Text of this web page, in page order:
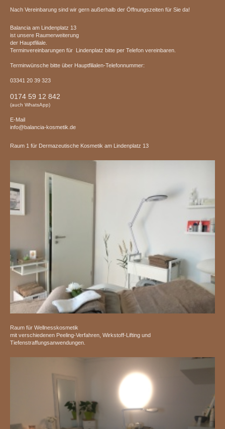
Nach Vereinbarung sind wir gern außerhalb der Öffnungszeiten für Sie da!
Balancia am Lindenplatz 13
ist unsere Raumerweiterung
der Hauptfiliale.
Terminvereinbarungen für Lindenplatz bitte per Telefon vereinbaren.
Terminwünsche bitte über Hauptfilialen-Telefonnummer:
03341 20 39 323
0174 59 12 842
(auch WhatsApp)
E-Mail
info@balancia-kosmetik.de
Raum 1 für Dermazeutische Kosmetik am Lindenplatz 13
Raum für Wellnesskosmetik
mit verschiedenen Peeling-Verfahren, Wirkstoff-Lifting und
Tiefenstraffungsanwendungen.